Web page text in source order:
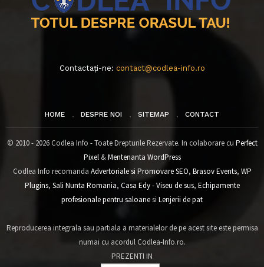
Contactați-ne: contact@codlea-info.ro
HOME DESPRE NOI SITEMAP CONTACT
© 2010 - 2026 Codlea Info - Toate Drepturile Rezervate. In colaborare cu Perfect
Pixel&Mentenanta WordPress
Codlea Info recomanda Advertoriale si Promovare SEO, Brasov Events, WP
Plugins, Sali Nunta Romania, Casa Edy - Viseu de sus, Echipamente
profesionale pentru saloanesi Lenjerii de pat
Reproducerea integrala sau partiala a materialelor de pe acest site este permisa
numai cu acordul Codlea-Info.ro.
PREZENTI IN